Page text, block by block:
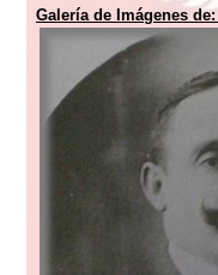
Galería de Imágenes de: